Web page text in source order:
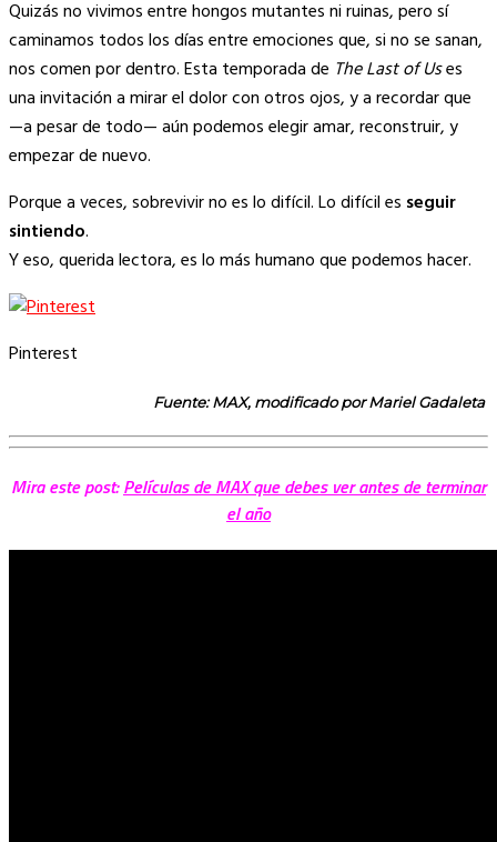
Quizás no vivimos entre hongos mutantes ni ruinas, pero sí
caminamos todos los días entre emociones que, si no se sanan,
nos comen por dentro. Esta temporada de The Last of Uses
una invitación a mirar el dolor con otros ojos, y a recordar que
—a pesar de todo— aún podemos elegir amar, reconstruir, y
empezar de nuevo.
Porque a veces, sobrevivir no es lo difícil. Lo difícil es seguir
sintiendo.
Y eso, querida lectora, es lo más humano que podemos hacer.
Pinterest
Fuente: MAX, modificado por Mariel Gadaleta
Mira este post:Películas de MAX que debes ver antes de terminar
el año